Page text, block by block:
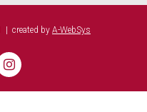
| created by A-WebSys